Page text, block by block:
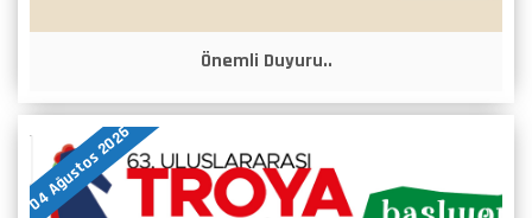
Önemli Duyuru..
04 Ağustos 2026